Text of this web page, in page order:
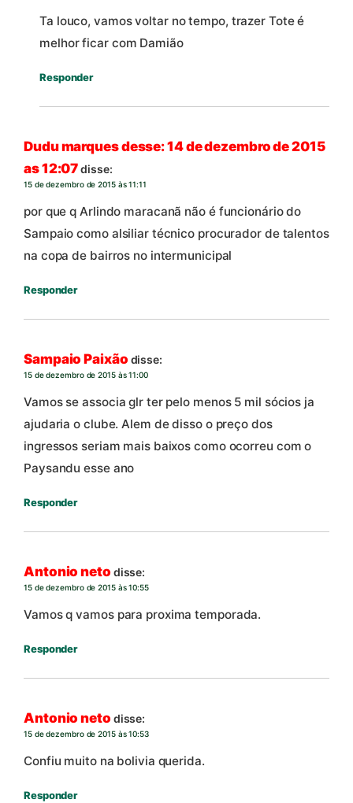
Ta louco, vamos voltar no tempo, trazer Tote é
melhor ficar com Damião
Responder
Dudu marques desse: 14 de dezembro de 2015
as 12:07disse:
15 de dezembro de 2015 às 11:11
por que q Arlindo maracanã não é funcionário do
Sampaio como alsiliar técnico procurador de talentos
na copa de bairros no intermunicipal
Responder
Sampaio Paixão disse:
15 de dezembro de 2015 às 11:00
Vamos se associa glr ter pelo menos 5 mil sócios ja
ajudaria o clube. Alem de disso o preço dos
ingressos seriam mais baixos como ocorreu com o
Paysandu esse ano
Responder
Antonio neto disse:
15 de dezembro de 2015 às 10:55
Vamos q vamos para proxima temporada.
Responder
Antonio neto disse:
15 de dezembro de 2015 às 10:53
Confiu muito na bolivia querida.
Responder